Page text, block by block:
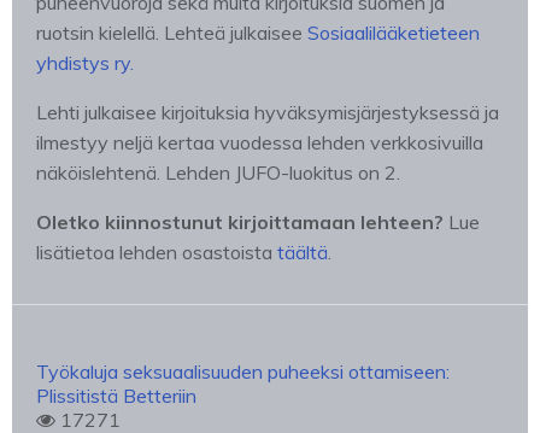
ruotsin kielellä. Lehteä julkaisee Sosiaalilääketieteen
yhdistys ry.
Lehti julkaisee kirjoituksia hyväksymisjärjestyksessä ja
ilmestyy neljä kertaa vuodessa lehden verkkosivuilla
näköislehtenä. Lehden JUFO-luokitus on 2.
Oletko kiinnostunut kirjoittamaan lehteen? Lue
lisätietoa lehden osastoista täältä.
Työkaluja seksuaalisuuden puheeksi ottamiseen:
Plissitistä Betteriin
17271